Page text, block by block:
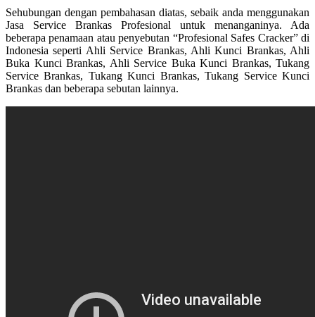
Sehubungan dengan pembahasan diatas, sebaik anda menggunakan
Jasa Service Brankas Profesional untuk menanganinya. Ada
beberapa penamaan atau penyebutan “Profesional Safes Cracker” di
Indonesia seperti Ahli Service Brankas, Ahli Kunci Brankas, Ahli
Buka Kunci Brankas, Ahli Service Buka Kunci Brankas, Tukang
Service Brankas, Tukang Kunci Brankas, Tukang Service Kunci
Brankas dan beberapa sebutan lainnya.